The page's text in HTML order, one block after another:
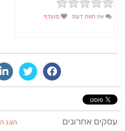
אין חוות דעת מועדף
אחרונים הצג הכל